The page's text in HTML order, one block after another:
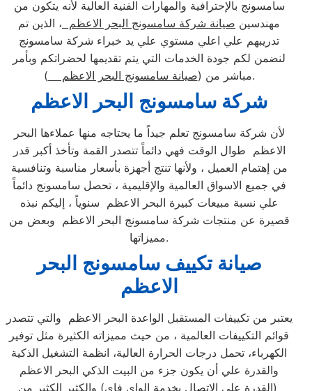
سامسونج بالإحترافية والمهارات الفنية العالية لأنه يتكون من
مهندسين صيانة شركة سامسونج البحر الاعظم ، الذين تم
تدريبهم علي اعلي مستوي علي يد خبراء شركة سامسونج
لنضمن لكم جودة الخدمات التي يتم تقديمها لحضراتكم وبأمر
مباشر من (صيانة سامسونج البحر الاعظم ).
شركة سامسونج البحر الاعظم
لأن شركة سامسونج تعلم جيداً ما يحتاجه منها عملاءها البحر
الاعظم طوال الوقت فهي دائماً تتصدر القمة وتأخذ أكبر قدر
من إهتمام العميل ، ولأنها تنتج أجهزة بأسعار مناسبة وتنافسية
في جميع الاسواق العالمية والإقليمية ، تحصل سامسونج دائماً
علي نسبة مبيعات كبيرة البحر الاعظم سنوياً ، إليكم نبذه
قصيرة عن منتجات شركة سامسونج البحر الاعظم وبعض من
مميزاتها.
صيانة تكييف سامسونج البحر
الاعظم
يعتبر من تكييفات المستقبل الواعدة البحر الاعظم والتي تتصدر
قوائم التكييفات العالمية ، من حيث مميزاته الكثيرة مثل توفير
الكهرباء، تحمل درجات الحرارة العالية، انظمة التشغيل الذكية
والقدرة علي أن يكون جزء من البيت الذكي البحر الاعظم
(القدرة علي الإتصال بخدمة الواي فاي) والكثير الكثير من